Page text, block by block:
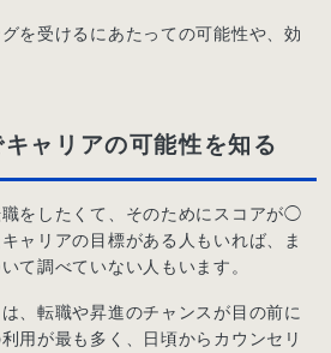
を受けるにあたっての可能性や、効
ャリアの可能性を知る
をしたくて、そのためにスコアが◯
ャリアの目標がある人もいれば、ま
て調べていない人もいます。
、転職や昇進のチャンスが目の前に
用が最も多く、日頃からカウンセリ